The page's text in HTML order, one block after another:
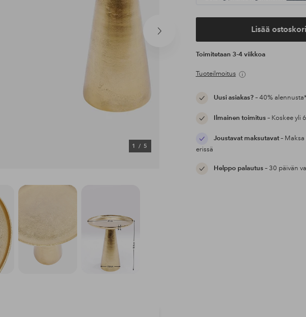
Seuraava
1/ 5
Lisää
Toimitetaan 3-4 viikkoa
Tuoteilmoitus
Uusi asiakas?– 40%
Ilmainen toimitus– Koskee yli
Joustavat maksutavat– Maksa
erissä
Helppo palautus– 30 päivän